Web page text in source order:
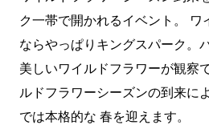
ク一帯で開かれるイベント。 ワ
ならやっぱりキングスパーク。
美しいワイルドフラワーが観察
ルドフラワーシーズンの到来に
では本格的な 春を迎えます。